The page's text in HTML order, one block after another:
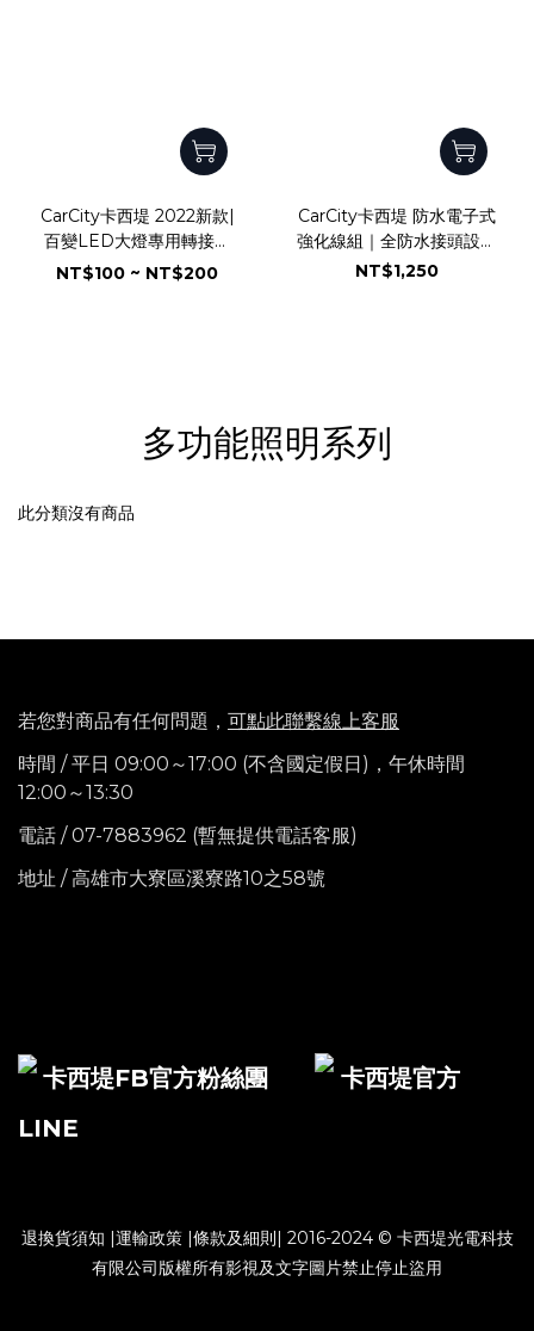
CarCity卡西堤 2022新款|
百變LED大燈專用轉接固
定座｜共15款
NT$100 ~ NT$200
CarCity卡西堤 防水電子式
強化線組｜全防水接頭設計
｜外掛霧燈專用
NT$1,250
多功能照明系列
此分類沒有商品
若您對商品有任何問題， 可點此聯繫線上客服
時間 / 平日 09:00～17:00 (不含國定假日)， 午休時間
12:00～13:30
電話 / 07-7883962 (暫無提供電話客服)
地址 / 高雄市大寮區溪寮路10之58號
卡西堤FB官方粉絲團
卡西堤官方
LINE
退換貨須知 |運輸政策|條款及細則| 2016-2024 © 卡西堤光電科技
有限公司版權所有影視及文字圖片禁止停止盜用